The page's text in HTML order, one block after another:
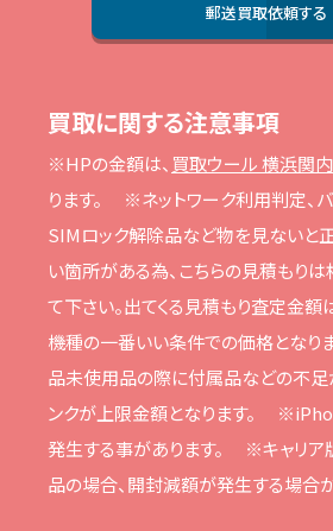
郵送買取依頼する
買取に関する注意事項
※HPの⾦額は、 買取ウール 横浜関
ります。
※ネットワーク利⽤判定、バ
SIMロック解除品など物を⾒ないと
い箇所がある為、こちらの⾒積もり
て下さい。出てくる⾒積もり査定⾦額
機種の⼀番いい条件での価格となりま
品未使⽤品の際に付属品などの不
ンクが上限⾦額となります。
発⽣する事があります。
※キャリア
品の場合、開封減額が発⽣する場合が